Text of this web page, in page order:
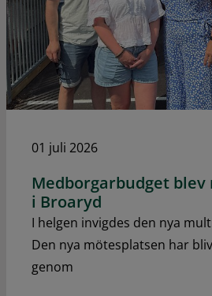
01 juli 2026
Medborgarbudget
i Broaryd
I helgen invigdes den nya
Den nya mötesplatsen har
genom